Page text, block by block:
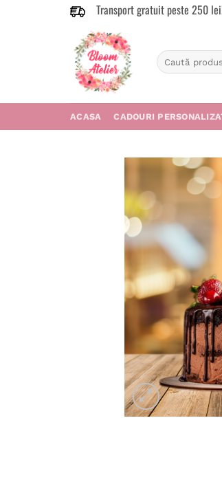
Transport gratuit peste 250
Caută
după:
ACASA CADOURI